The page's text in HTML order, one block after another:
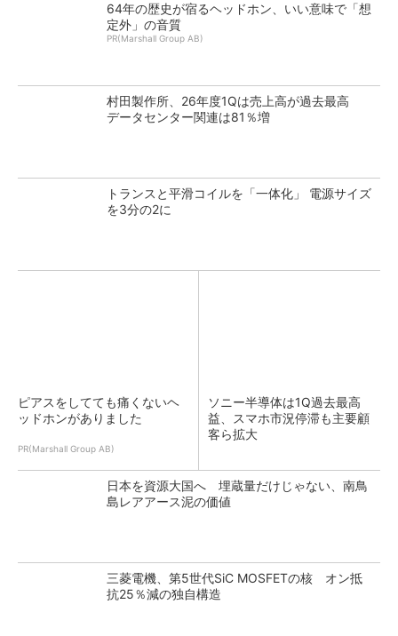
64年の歴史が宿るヘッドホン、いい意味で「想
定外」の音質
PR(Marshall Group AB)
村田製作所、26年度1Qは売上高が過去最高
データセンター関連は81％増
トランスと平滑コイルを「一体化」 電源サイズ
を3分の2に
ピアスをしてても痛くないヘ
ッドホンがありました
PR(Marshall Group AB)
ソニー半導体は1Q過去最高
益、スマホ市況停滞も主要顧
客ら拡大
日本を資源大国へ 埋蔵量だけじゃない、南鳥
島レアアース泥の価値
三菱電機、第5世代SiC MOSFETの核 オン抵
抗25％減の独自構造